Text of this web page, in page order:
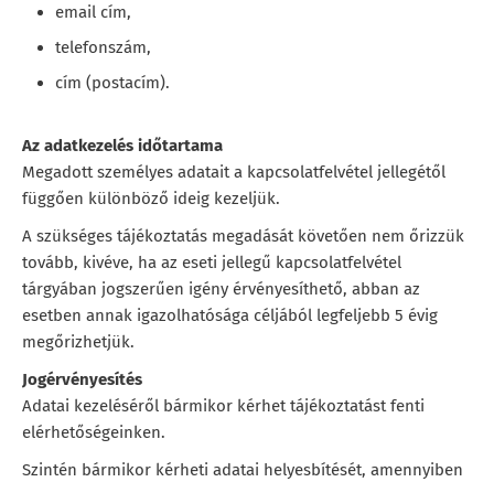
email cím,
telefonszám,
cím (postacím).
Az adatkezelés időtartama
Megadott személyes adatait a kapcsolatfelvétel jellegétől
függően különböző ideig kezeljük.
A szükséges tájékoztatás megadását követően nem őrizzük
tovább, kivéve, ha az eseti jellegű kapcsolatfelvétel
tárgyában jogszerűen igény érvényesíthető, abban az
esetben annak igazolhatósága céljából legfeljebb 5 évig
megőrizhetjük.
Jogérvényesítés
Adatai kezeléséről bármikor kérhet tájékoztatást fenti
elérhetőségeinken.
Szintén bármikor kérheti adatai helyesbítését, amennyiben